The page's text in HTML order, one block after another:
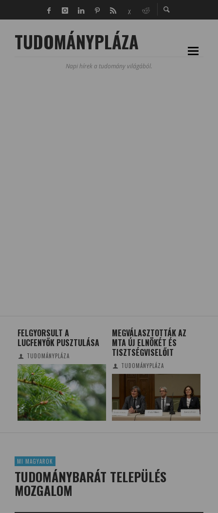
TUDOMÁNYPLÁZA
Napi hírek a tudomány világából.
FELGYORSULT A
LUCFENYŐK PUSZTULÁSA
TUDOMÁNYPLÁZA
MEGVÁLASZTOTTÁK AZ
MTA ÚJ ELNÖKÉT ÉS
TISZTSÉGVISELŐIT
TUDOMÁNYPLÁZA
MI MAGYAROK
TUDOMÁNYBARÁT TELEPÜLÉS
MOZGALOM